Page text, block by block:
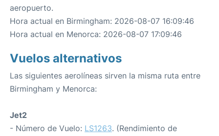
aeropuerto.
Hora actual en Birmingham: 2026-08-07 16:09:46
Hora actual en Menorca: 2026-08-07 17:09:46
Vuelos alternativos
Las siguientes aerolíneas sirven la misma ruta entre
Birmingham y Menorca:
Jet2
- Número de Vuelo: LS1263. (Rendimiento de